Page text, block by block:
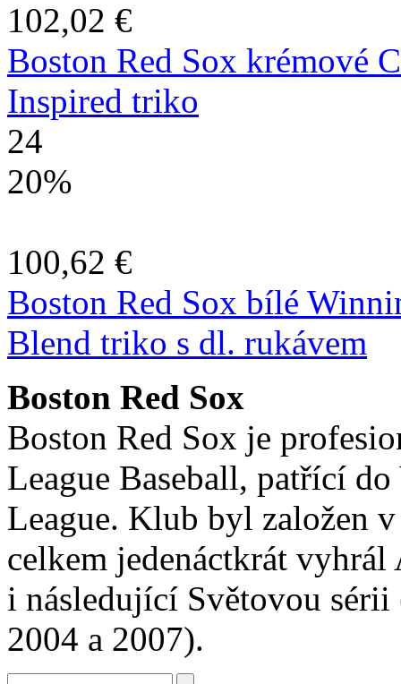
102,02 €
Boston Red Sox krémové
Inspired triko
24
20%
100,62 €
Boston Red Sox bílé
Blend triko s dl. rukávem
Boston Red Sox
Boston Red Sox je
League Baseball, patřící
League. Klub byl založen
celkem jedenáctkrát vyhrál
i následující Světovou
2004 a 2007).